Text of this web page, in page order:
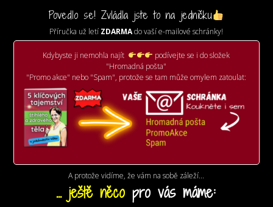
Povedlo se! Zvládla jste to na jedničku
Příručka už letí ZDARMAdo vaší e-mailové schránky!
Kdybyste ji nemohla najít
podívejte se i do složek
"Hromadná pošta"
"Promo akce" nebo "Spam", protože se tam může omylem zatoulat:
A protože vidíme, že vám na sobě záleží...
... ještě něco pro vás máme: